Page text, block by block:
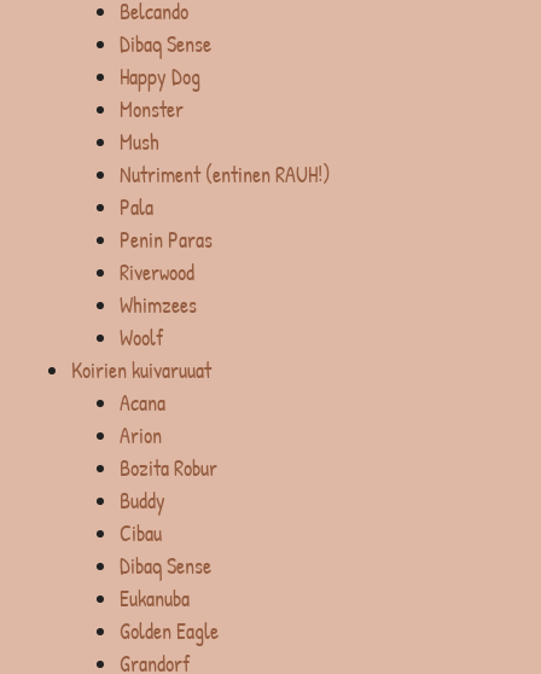
Belcando
Dibaq Sense
Happy Dog
Monster
Mush
Nutriment (entinen RAUH!)
Pala
Penin Paras
Riverwood
Whimzees
Woolf
Koirien kuivaruuat
Acana
Arion
Bozita Robur
Buddy
Cibau
Dibaq Sense
Eukanuba
Golden Eagle
Grandorf